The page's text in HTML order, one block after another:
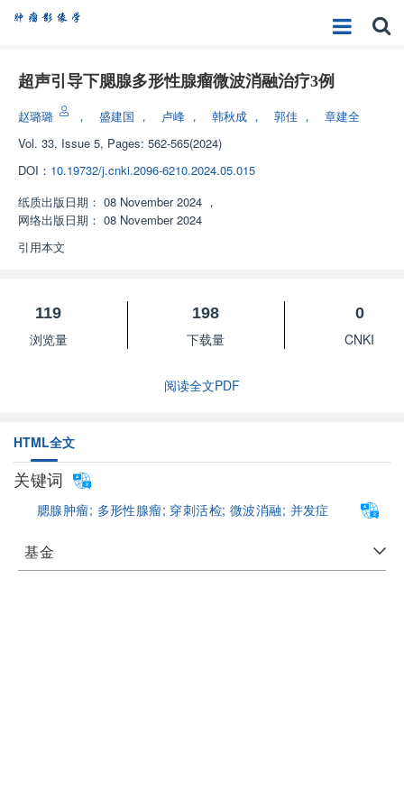
超声引导下腮腺多形性腺瘤微波消融治疗3例
赵璐璐 ， 盛建国 ， 卢峰 ， 韩秋成 ， 郭佳 ，
章建全
Vol. 33, Issue 5, Pages: 562-565(2024)
DOI： 10.19732/j.cnki.2096-6210.2024.05.015
纸质出版日期： 08 November 2024 ，
网络出版日期： 08 November 2024
引用本文
119
浏览量
198
下载量
0
CNKI
阅读全文PDF
HTML全文
关键词
腮腺肿瘤; 多形性腺瘤; 穿刺活检;微波消融; 并发症
基金